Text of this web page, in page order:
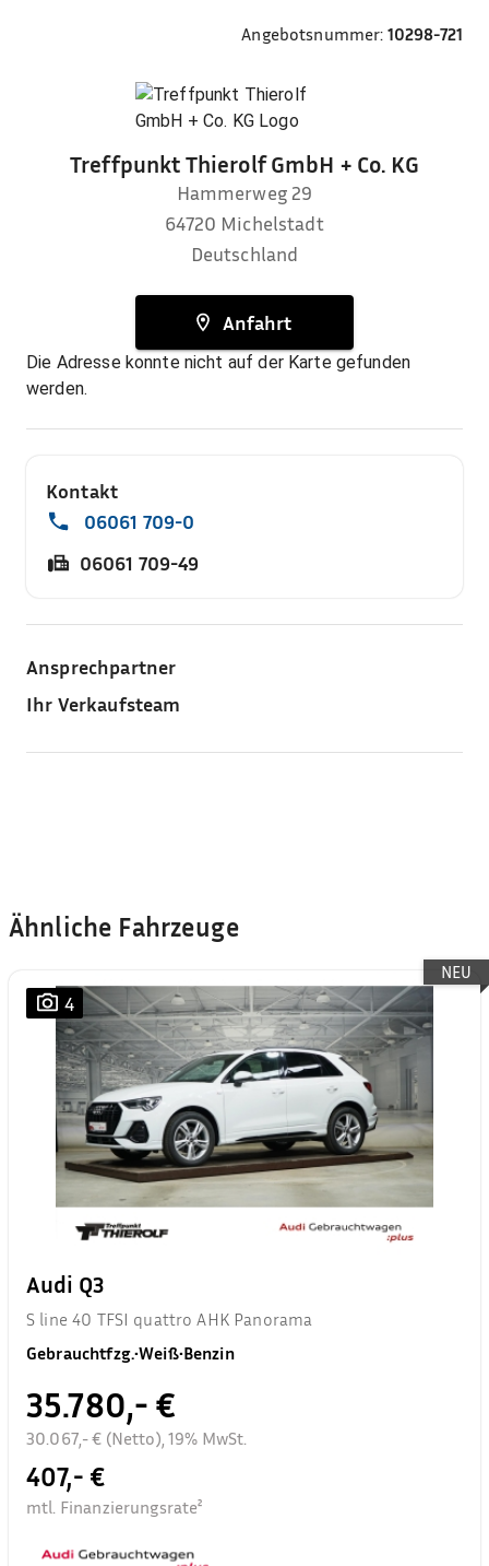
Angebotsnummer: 10298-721
Treffpunkt Thierolf GmbH + Co. KG
Hammerweg 29
64720 Michelstadt
Deutschland
Anfahrt
Die Adresse konnte nicht auf der Karte gefunden
werden.
Kontakt
06061 709-0
06061 709-49
Ansprechpartner
Ihr Verkaufsteam
Ähnliche Fahrzeuge
NEU
4
Audi Q3
S line 40 TFSI quattro AHK Panorama
Gebrauchtfzg.•Weiß•Benzin
35.780,- €
30.067,- € (Netto), 19% MwSt.
407,- €
mtl. Finanzierungsrate²